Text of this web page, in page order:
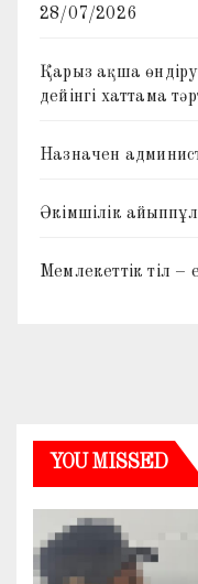
28/07/2026
Қарыз ақша
дейінгі хаттама
Назначен
Әкімшілік
Мемлекеттік тіл –
YOU MISSED